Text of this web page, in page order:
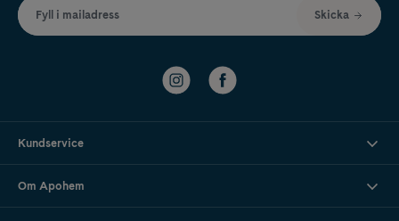
Fyll i mailadress Skicka
Kundservice
Om Apohem